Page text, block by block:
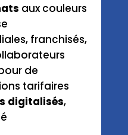
aux couleurs
franchisés,
de
tarifaires
digitalisés,